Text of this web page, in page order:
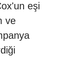
eşi
ve